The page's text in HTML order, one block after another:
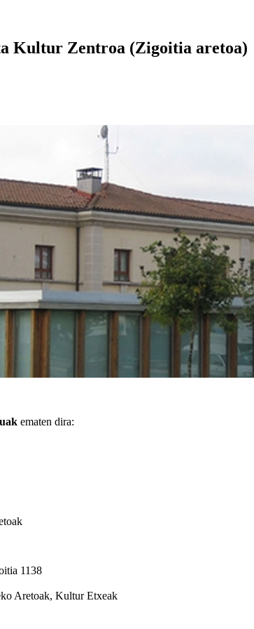
Kultur Zentroa (Zigoitia aretoa)
ematen dira:
1138
Aretoak, Kultur Etxeak